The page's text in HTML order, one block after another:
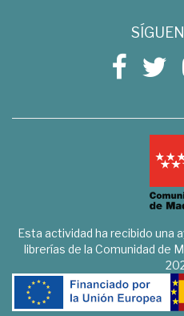
Esta actividad ha recibido una
librerías de la Comunidad de